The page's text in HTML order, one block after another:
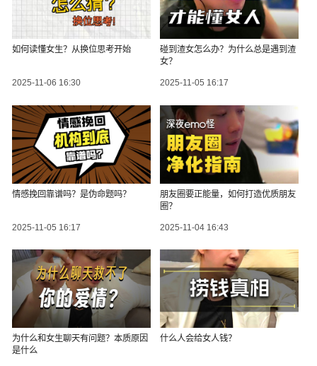
如何读懂女生？从换位思考开始
2025-11-06 16:30
碰到渣女怎么办？为什么总是遇到渣
女？
2025-11-05 16:17
情感挽回靠谱吗？是伪命题吗？
2025-11-05 16:17
朋友圈要正能量，如何打造优质朋友
圈？
2025-11-04 16:43
为什么和女生聊天有问题？本质原因
是什么
什么人会给女人钱？